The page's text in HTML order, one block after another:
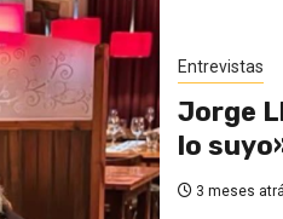
Entrevistas
Jorge
lo
3 meses